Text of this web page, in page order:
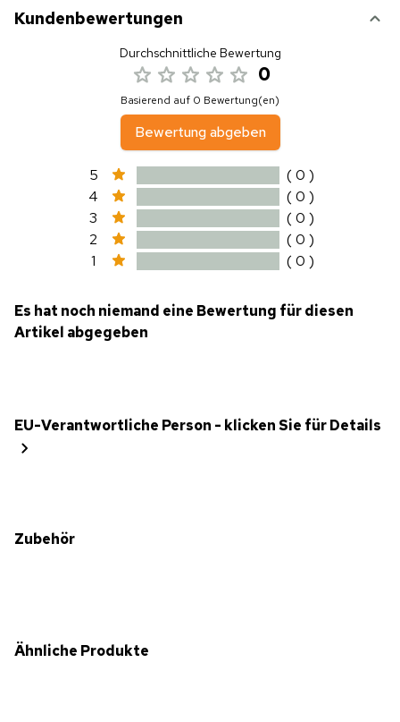
Kundenbewertungen
Durchschnittliche Bewertung
0
Basierend auf 0 Bewertung(en)
Bewertung abgeben
5
( 0 )
4
( 0 )
3
( 0 )
2
( 0 )
1
( 0 )
Es hat noch niemand eine Bewertung für diesen
Artikel abgegeben
EU-Verantwortliche Person - klicken Sie für Details
Zubehör
Ähnliche Produkte